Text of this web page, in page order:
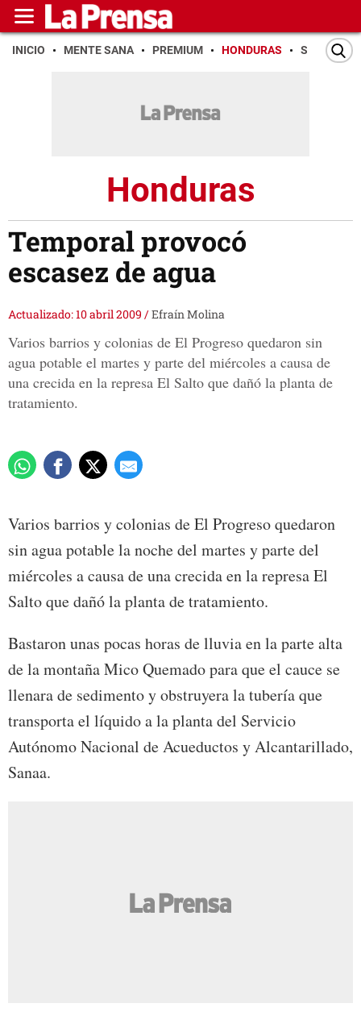
INICIO MENTE SANA PREMIUM HONDURAS SAN PEDRO
Honduras
Temporal provocó
escasez de agua
Actualizado: 10 abril 2009 /Efraín Molina
Varios barrios y colonias de El Progreso quedaron sin
agua potable el martes y parte del miércoles a causa de
una crecida en la represa El Salto que dañó la planta de
tratamiento.
Varios barrios y colonias de El Progreso quedaron
sin agua potable la noche del martes y parte del
miércoles a causa de una crecida en la represa El
Salto que dañó la planta de tratamiento.
Bastaron unas pocas horas de lluvia en la parte alta
de la montaña Mico Quemado para que el cauce se
llenara de sedimento y obstruyera la tubería que
transporta el líquido a la planta del Servicio
Autónomo Nacional de Acueductos y Alcantarillado,
Sanaa.